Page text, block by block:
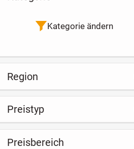
Steinhuder Meer
Kategorie ändern
Region
Preistyp
Preisbereich